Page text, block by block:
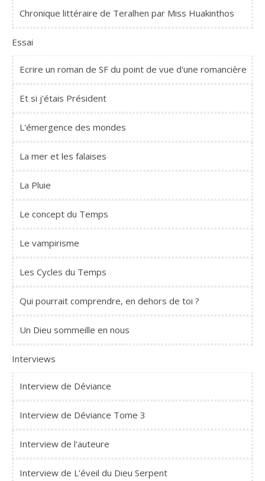
Chronique littéraire de Teralhen par Miss Huakinthos
Essai
Ecrire un roman de SF du point de vue d'une romancière
Et si j'étais Président
L'émergence des mondes
La mer et les falaises
La Pluie
Le concept du Temps
Le vampirisme
Les Cycles du Temps
Qui pourrait comprendre, en dehors de toi ?
Un Dieu sommeille en nous
Interviews
Interview de Déviance
Interview de Déviance Tome 3
Interview de l'auteure
Interview de L'éveil du Dieu Serpent